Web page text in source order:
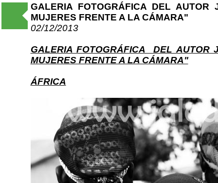
GALERIA FOTOGRÁFICA DEL AUTOR
MUJERES FRENTE A LA CÁMARA"
02/12/2013
GALERIA FOTOGRÁFICA DEL AUTOR
MUJERES FRENTE A LA CÁMARA"
ÁFRICA